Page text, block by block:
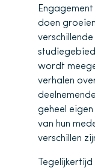
doen
wordt
verhalen
geheel
van hun
verschillen